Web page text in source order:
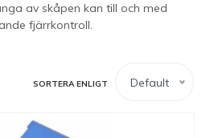
av skåpen kan till och med
fjärrkontroll.
SORTERA ENLIGT Default